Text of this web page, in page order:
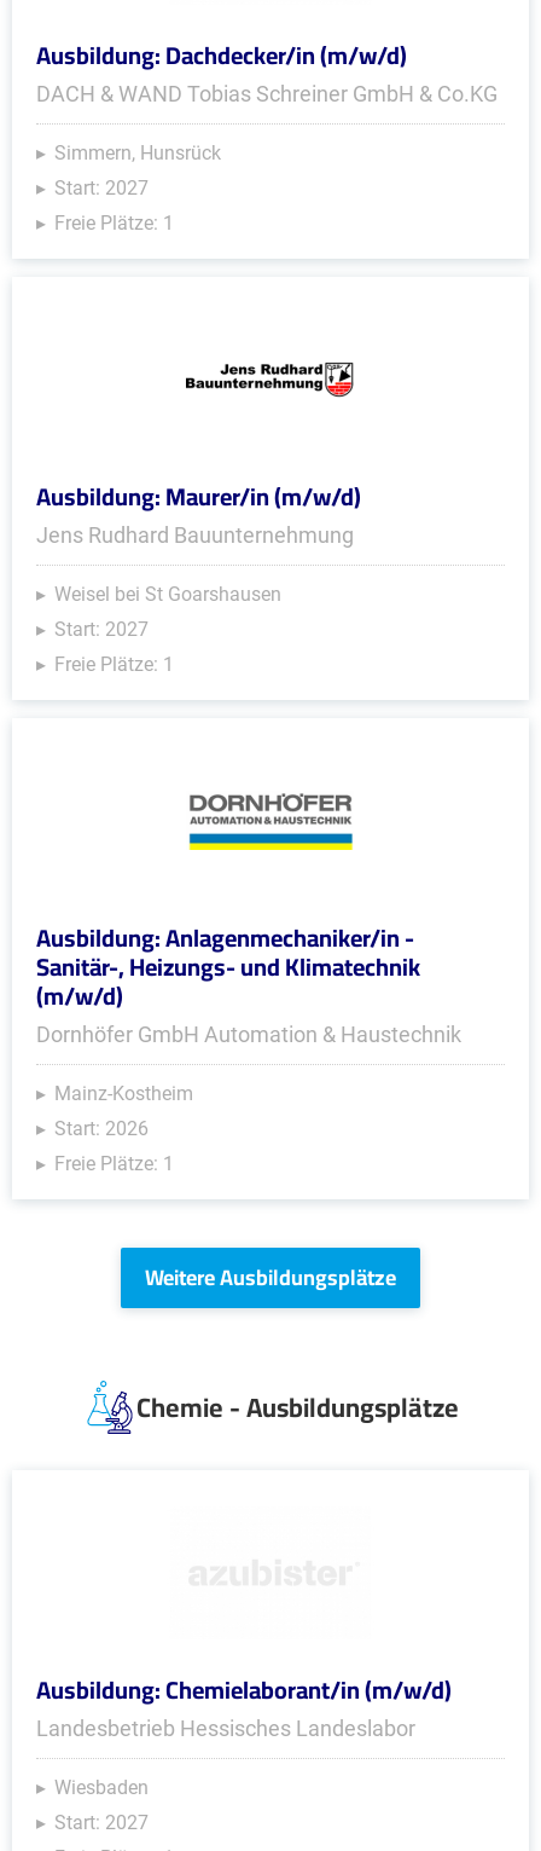
Ausbildung: Dachdecker/in (m/w/d)
DACH & WAND Tobias Schreiner GmbH & Co.KG
Simmern, Hunsrück
Start: 2027
Freie Plätze: 1
Ausbildung: Maurer/in (m/w/d)
Jens Rudhard Bauunternehmung
Weisel bei St Goarshausen
Start: 2027
Freie Plätze: 1
Ausbildung: Anlagenmechaniker/in -
Sanitär-, Heizungs- und Klimatechnik
(m/w/d)
Dornhöfer GmbH Automation & Haustechnik
Mainz-Kostheim
Start: 2026
Freie Plätze: 1
Weitere Ausbildungsplätze
Chemie - Ausbildungsplätze
Ausbildung: Chemielaborant/in (m/w/d)
Landesbetrieb Hessisches Landeslabor
Wiesbaden
Start: 2027